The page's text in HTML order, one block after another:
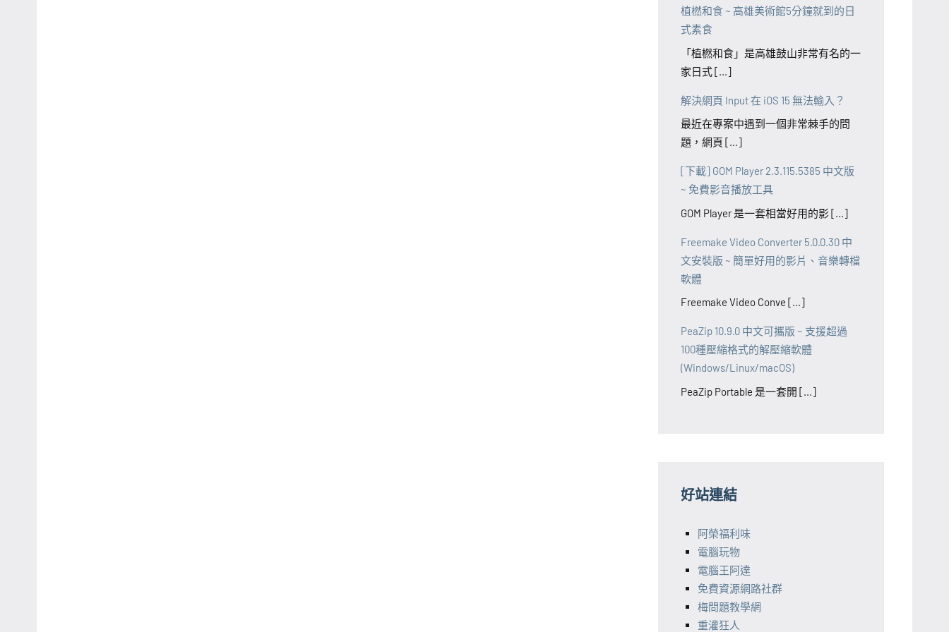
植橪和食 ~ 高雄美術館5分鐘就到的日
式素食
「植橪和食」是高雄鼓山非常有名的一
家日式 [...]
解決網頁 Input 在 iOS 15 無法輸入？
最近在專案中遇到一個非常棘手的問
題，網頁 [...]
[下載] GOM Player 2.3.115.5385 中文版
~ 免費影音播放工具
GOM Player 是一套相當好用的影 [...]
Freemake Video Converter 5.0.0.30 中
文安裝版 ~ 簡單好用的影片、音樂轉檔
軟體
Freemake Video Conve [...]
PeaZip 10.9.0 中文可攜版 ~ 支援超過
100種壓縮格式的解壓縮軟體
(Windows/Linux/macOS)
PeaZip Portable 是一套開 [...]
好站連結
阿榮福利味
電腦玩物
電腦王阿達
免費資源網路社群
梅問題教學網
重灌狂人